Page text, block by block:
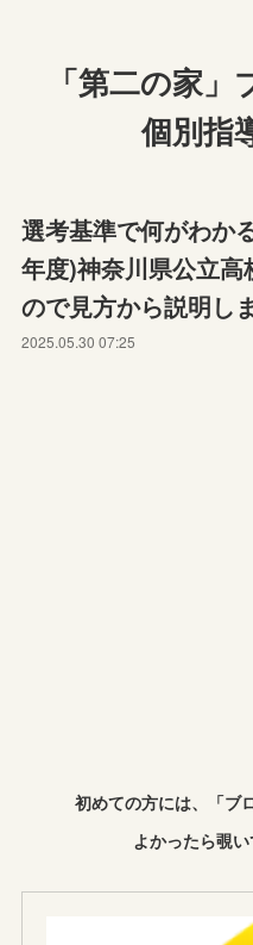
「第二の家
個別指
選考基準で何がわか
年度)神奈川県公立
ので見方から説明し
2025.05.30 07:25
初めての方には、「ブ
よかったら覗